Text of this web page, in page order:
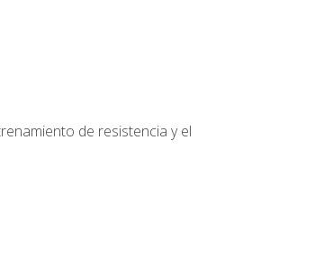
de resistencia y el